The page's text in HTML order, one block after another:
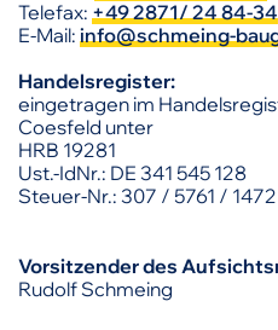
Telefax: +49 2871/ 24 84-34
E-Mail: info@schmeing-
Handelsregister:
eingetragen im
Coesfeld unter
HRB 19281
Ust.-IdNr.: DE 341 545 128
Steuer-Nr.: 307 / 5761 / 1472
Vorsitzender des
Rudolf Schmeing